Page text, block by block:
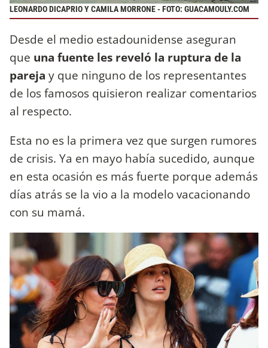
LEONARDO DICAPRIO Y CAMILA MORRONE - FOTO: GUACAMOULY.COM
Desde el medio estadounidense aseguran
que una fuente les reveló la ruptura de la
pareja y que ninguno de los representantes
de los famosos quisieron realizar comentarios
al respecto.
Esta no es la primera vez que surgen rumores
de crisis. Ya en mayo había sucedido, aunque
en esta ocasión es más fuerte porque además
días atrás se la vio a la modelo vacacionando
con su mamá.